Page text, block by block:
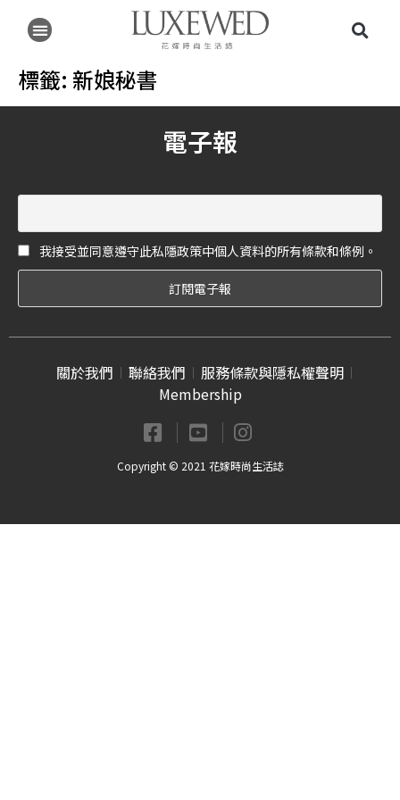
標籤: 新娘秘書
電子報
我接受並同意遵守此私隱政策中個人資料的所有條款和條例。
關於我們 聯絡我們
服務條款與隱私權聲明
Membership
Copyright © 2021 花嫁時尚生活誌